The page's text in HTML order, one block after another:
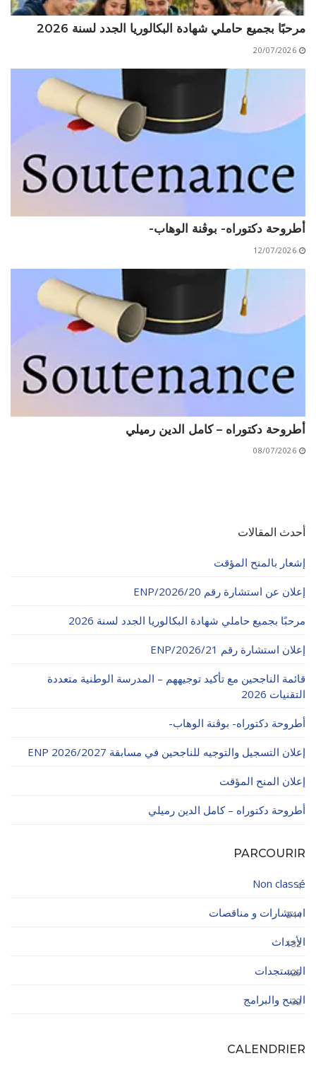
الأقــســــام الـتـحــضـيـريـــة
البرنامج الدراسي
التربصات
نماذج ما بعد التدرج
مرحبًا بجميع حاملي شهادة البكالوريا الجدد لسنة 2026
20/07/2026
أطروحة دكتوراه- بوڨنة الوهاب-
12/07/2026
أطروحة دكتوراه – كامل الدين رميلي
08/07/2026
أحدث المقالات
إشعار بالمنح المؤقت
إعلان عن استشارة رقم 20/ENP/2026
مرحبًا بجميع حاملي شهادة البكالوريا الجدد لسنة 2026
إعلان استشارة رقم 21/ENP/2026
قائمة الناجحين مع تأكيد توجيههم – المدرسة الوطنية متعددة
التقنيات 2026
أطروحة دكتوراه- بوڨنة الوهاب-
إعلان التسجيل والتوجيه للناجحين في مسابقة ENP 2026/2027
إعلان المنح المؤقت
أطروحة دكتوراه – كامل الدين رميلي
PARCOURIR
Non classé
4
استشارات و مناقصات
244
الأحداث
132
المستجدات
125
المنح والبرامج
32
CALENDRIER